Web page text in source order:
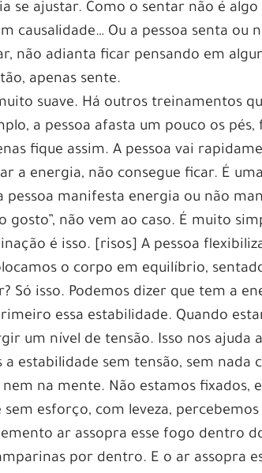
se ajustar. Como o sentar não é
causalidade… Ou a pessoa senta ou
não adianta ficar pensando em
apenas sente.
suave. Há outros treinamentos
a pessoa afasta um pouco os pés,
fique assim. A pessoa vai
a energia, não consegue ficar. É
pessoa manifesta energia ou não
gosto”, não vem ao caso. É muito
é isso. [risos] A pessoa
o corpo em equilíbrio,
Só isso. Podemos dizer que tem a
essa estabilidade. Quando
um nível de tensão. Isso nos ajuda
a estabilidade sem tensão, sem
na mente. Não estamos fixados,
esforço, com leveza, percebemos
ar assopra esse fogo dentro
por dentro. E o ar assopra